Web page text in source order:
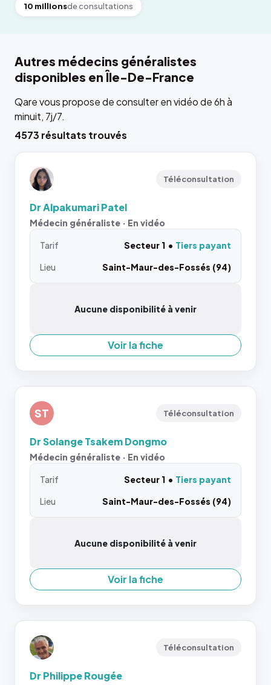
10 millionsde consultations
Autres médecins généralistes
disponibles en Île-De-France
Qare vous propose de consulter en vidéo de 6h à
minuit, 7j/7.
4573 résultats trouvés
Téléconsultation
Dr Alpakumari Patel
Médecin généraliste · En vidéo
Tarif Secteur 1
Tiers payant
Lieu
Saint-Maur-des-Fossés (94)
Aucune disponibilité à venir
Voir la fiche
ST Téléconsultation
Dr Solange Tsakem Dongmo
Médecin généraliste · En vidéo
Tarif Secteur 1
Tiers payant
Lieu
Saint-Maur-des-Fossés (94)
Aucune disponibilité à venir
Voir la fiche
Téléconsultation
Dr Philippe Rougée